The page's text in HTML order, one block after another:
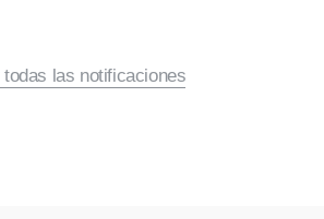
todas las notificaciones